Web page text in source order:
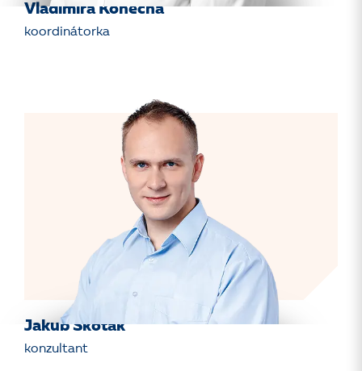
Vladimíra Konečná
koordinátorka
Jakub Skoták
konzultant